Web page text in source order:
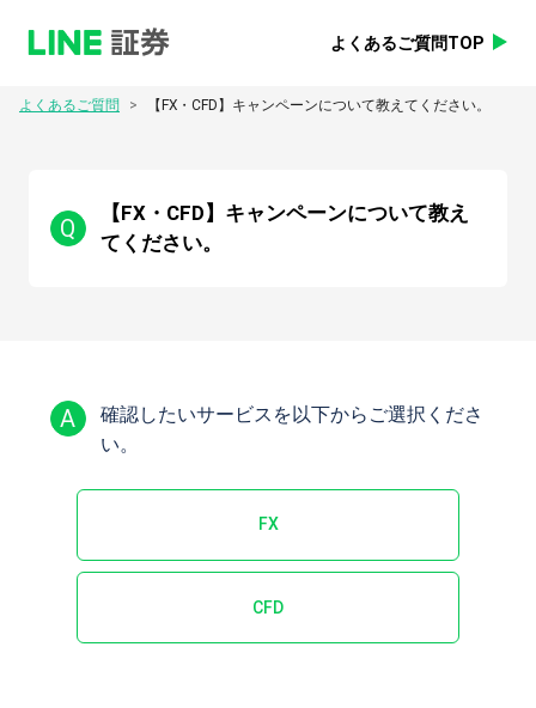
よくあるご質問TOP
よくあるご質問 > 【FX・CFD】キャンペーンについて教えてください。
Q
【FX・CFD】キャンペーンについて教え
てください。
A
確認したいサービスを以下からご選択くださ
い。
FX
CFD